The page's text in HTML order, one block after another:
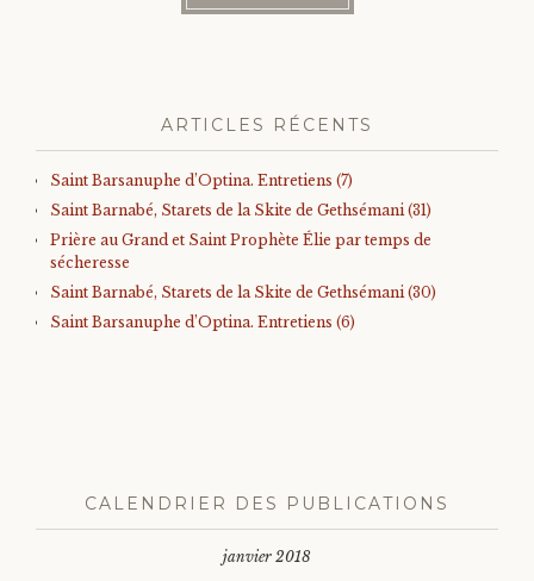
ARTICLES RÉCENTS
Saint Barsanuphe d’Optina. Entretiens (7)
Saint Barnabé, Starets de la Skite de Gethsémani (31)
Prière au Grand et Saint Prophète Élie par temps de
sécheresse
Saint Barnabé, Starets de la Skite de Gethsémani (30)
Saint Barsanuphe d’Optina. Entretiens (6)
CALENDRIER DES PUBLICATIONS
janvier 2018